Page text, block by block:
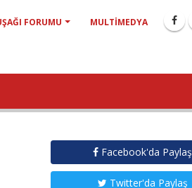
FORUMU MULTIMEDYA
Facebook'da Paylaş
Twitter'da Paylaş